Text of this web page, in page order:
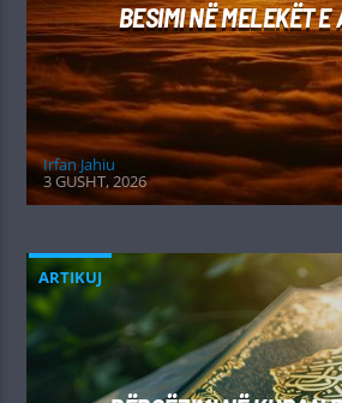
BESIMI NË MELEKËT
Irfan Jahiu
3 GUSHT, 2026
ARTIKUJ